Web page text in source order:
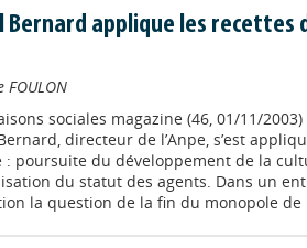
Bernard applique les recettes
FOULON
sociales magazine (46, 01/11/2003)
directeur de l’Anpe, s’est
: poursuite du développement de la
du statut des agents. Dans un
la question de la fin du monopole de